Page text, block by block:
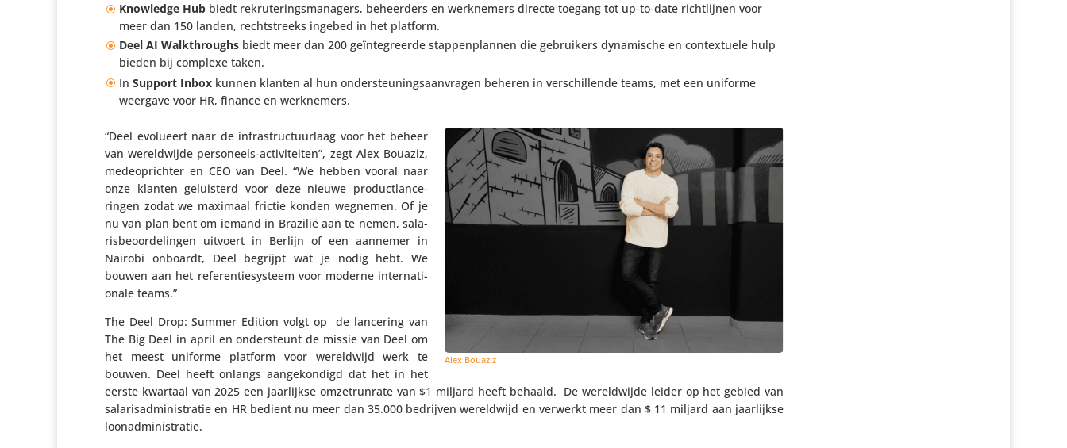
Knowledge Hub biedt rekru­te­rings­ma­na­gers, beheer­ders en werk­ne­mers directe toegang tot up-to-date richt­lijnen voor
meer dan 150 landen, recht­streeks ingebed in het platform.
Deel AI Walk­throughs biedt meer dan 200 geïn­te­greerde stap­pen­plannen die gebrui­kers dyna­mi­sche en contex­tuele hulp
bieden bij complexe taken.
In Support Inbox kunnen klanten al hun onder­steu­nings­aan­vragen beheren in verschil­lende teams, met een uniforme
weergave voor HR, finance en werknemers.
Alex Bouaziz
“Deel evolueert naar de infra­struc­tuur­laag voor het beheer
van wereld­wijde perso­neels-acti­vi­teiten”, zegt Alex Bouaziz,
mede­op­richter en CEO van Deel. “We hebben vooral naar
onze klanten geluis­terd voor deze nieuwe product­lan­ce­
ringen zodat we maximaal frictie konden wegnemen. Of je
nu van plan bent om iemand in Brazilië aan te nemen, sala­
ris­be­oor­de­lingen uitvoert in Berlijn of een aannemer in
Nairobi onboardt, Deel begrijpt wat je nodig hebt. We
bouwen aan het refe­ren­tie­sys­teem voor moderne inter­na­ti­
o­nale teams.”
The Deel Drop: Summer Edition volgt op de lancering van
The Big Deel in april en onder­steunt de missie van Deel om
het meest uniforme platform voor wereld­wijd werk te
bouwen. Deel heeft onlangs aange­kon­digd dat het in het
eerste kwartaal van 2025 een jaar­lijkse omzet­run­rate van $1 miljard heeft behaald. De wereld­wijde leider op het gebied van
sala­ris­ad­mi­ni­stratie en HR bedient nu meer dan 35.000 bedrijven wereld­wijd en verwerkt meer dan $ 11 miljard aan jaar­lijkse
loonadministratie.